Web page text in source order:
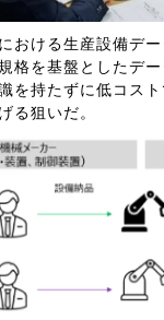
おける生産設備デ
格を基盤としたデ
を持たずに低コス
る狙いだ。